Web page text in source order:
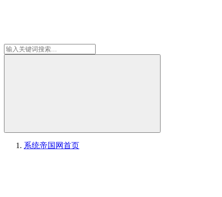
系统帝国网首页